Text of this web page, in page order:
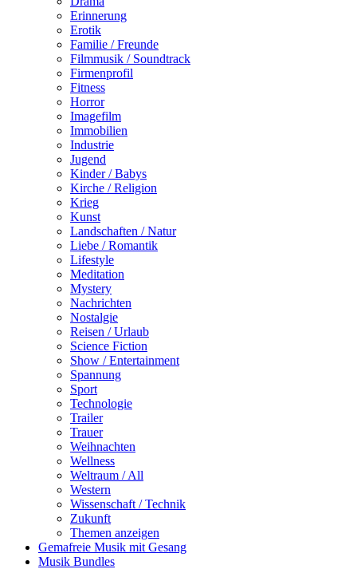
Erinnerung
Erotik
Familie / Freunde
Filmmusik / Soundtrack
Firmenprofil
Fitness
Horror
Imagefilm
Immobilien
Industrie
Jugend
Kinder / Babys
Kirche / Religion
Krieg
Kunst
Landschaften / Natur
Liebe / Romantik
Lifestyle
Meditation
Mystery
Nachrichten
Nostalgie
Reisen / Urlaub
Science Fiction
Show / Entertainment
Spannung
Sport
Technologie
Trailer
Trauer
Weihnachten
Wellness
Weltraum / All
Western
Wissenschaft / Technik
Zukunft
Themen anzeigen
Gemafreie Musik mit Gesang
Musik Bundles